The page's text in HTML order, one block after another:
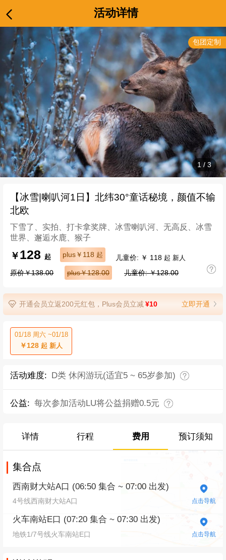
活动详情
1 / 3
【冰雪|喇叭河1日】北纬30°童话秘境，颜值不输
北欧
下雪了、实拍、打卡拿奖牌、冰雪喇叭河、无高反、冰雪
世界、邂逅水鹿、猴子
￥128起 plus￥118 起 儿童价: ￥ 118 起 新人
原价￥138.00 plus￥128.00 儿童价: ￥128.00
开通会员立返200元红包，Plus会员立减¥10 立即开通
01/18 周六 ~01/18
￥128起 新人
包团定制
活动难度: D类 休闲游玩(适宜5 ~ 65岁参加)
公益: 每次参加活动LU将公益捐赠0.5元
详情 行程 费用 预订须知
集合点
西南财大站A口 (06:50 集合 ~ 07:00 出发)
4号线西南财大站A口 点击导航
火车南站E口 (07:20 集合 ~ 07:30 出发)
地铁1/7号线火车南站E口 点击导航